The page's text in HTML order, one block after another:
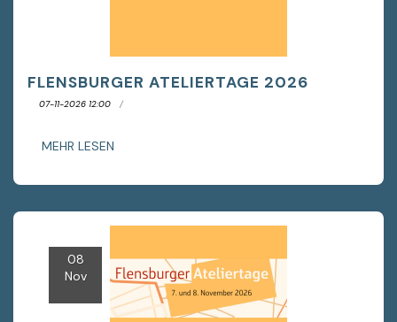
FLENSBURGER ATELIERTAGE 2026
07-11-2026 12:00
MEHR LESEN
08
Nov